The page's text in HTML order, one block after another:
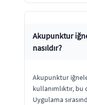
Akupunktur
nasıldır?
Akupunktur
kullanımlıktır,
Uygulama